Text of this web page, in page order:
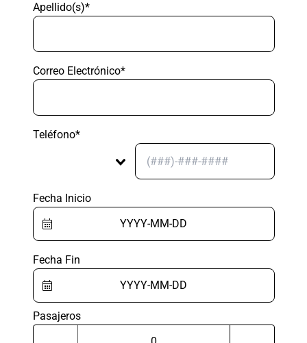
Apellido(s)*
Correo Electrónico*
Teléfono*
Fecha Inicio
Fecha Fin
Pasajeros